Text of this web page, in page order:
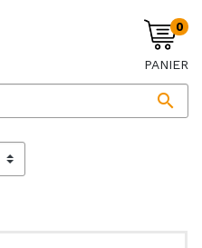

0
PANIER